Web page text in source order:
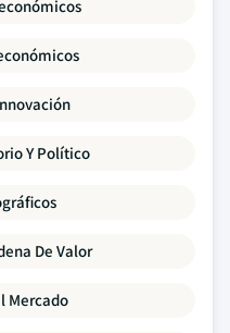
Y Político
De Valor
Mercado